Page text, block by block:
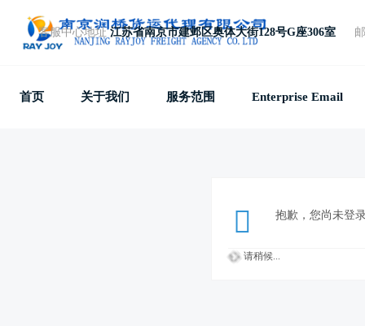
客服中心地址 江苏省南京市建邺区奥体大街128号G座306室
首页 关于我们 服务范围 Enterprise Email
抱歉，您尚未登
请稍候...